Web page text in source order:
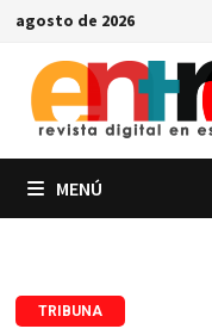
Saltar
contenido
agosto de 2026
MENÚ
TRIBUNA